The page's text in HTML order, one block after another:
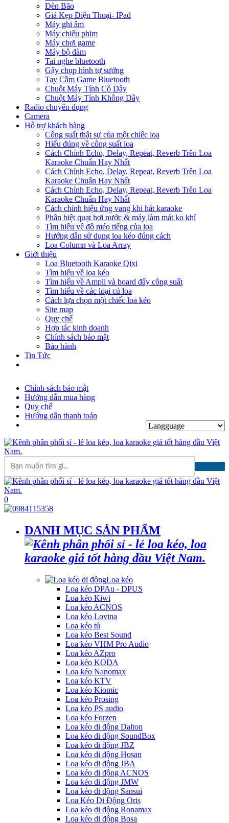
Đèn Bão
Giá Kẹp Điện Thoại- IPad
Máy ghi âm
Máy chiếu phim
Máy chơi game
Máy bộ đàm
Tai nghe bluetooth
Gậy chụp hình tự sướng
Tay Cầm Game Bluetooth
Chuột Máy Tính Có Dây
Chuột Máy Tính Không Dây
Radio chuyên dụng
Camera
Hỗ trợ khách hàng
Công suất thật sự của một chiếc loa
Hiểu đúng về công suất loa
Cách Chỉnh Echo, Delay, Repeat, Reverb Trên Loa
Karaoke Chuẩn Hay Nhất
Cách Chỉnh Echo, Delay, Repeat, Reverb Trên Loa
Karaoke Chuẩn Hay Nhất
Cách Chỉnh Echo, Delay, Repeat, Reverb Trên Loa
Karaoke Chuẩn Hay Nhất
Cách chỉnh hiệu ứng vang khi hát karaoke
Phân biệt quạt hơi nước & máy làm mát ko khí
Tìm hiểu vệ độ méo tiếng của loa
Hướng dẫn sử dụng loa kéo đúng cách
Loa Column và Loa Array
Giới thiệu
Loa Bluetooth Karaoke Qixi
Tìm hiểu về loa kéo
Tìm hiểu về Ampli và board đẩy công suất
Tìm hiểu về các loại củ loa
Cách lựa chọn một chiếc loa kéo
Site map
Quy chế
Hợp tác kinh doanh
Chính sách bảo mật
Bảo hành
Tin Tức
Chính sách bảo mật
Hướng dẫn mua hàng
Quy chế
Hướng dẫn thanh toán
0
DANH MỤC SẢN PHẨM
Loa kéo
Loa kéo DPAu - DPUS
Loa kéo Kiwi
Loa kéo ACNOS
Loa kéo Lovina
Loa kéo tủ
Loa kéo Best Sound
Loa kéo VHM Pro Audio
Loa kéo AZpro
Loa kéo KODA
Loa kéo Nanomax
Loa kéo KTV
Loa kéo Kiomic
Loa kéo Prosing
Loa kéo PS audio
Loa kéo Forzen
Loa kéo di động Dalton
Loa kéo di động SoundBox
Loa kéo di động JBZ
Loa kéo di động Hosan
Loa kéo di động JBA
Loa kéo di động ACNOS
Loa kéo di động JMW
Loa kéo di động Sansui
Loa Kéo Di Động Oris
Loa kéo di động Ronamax
Loa kéo di động Bosa